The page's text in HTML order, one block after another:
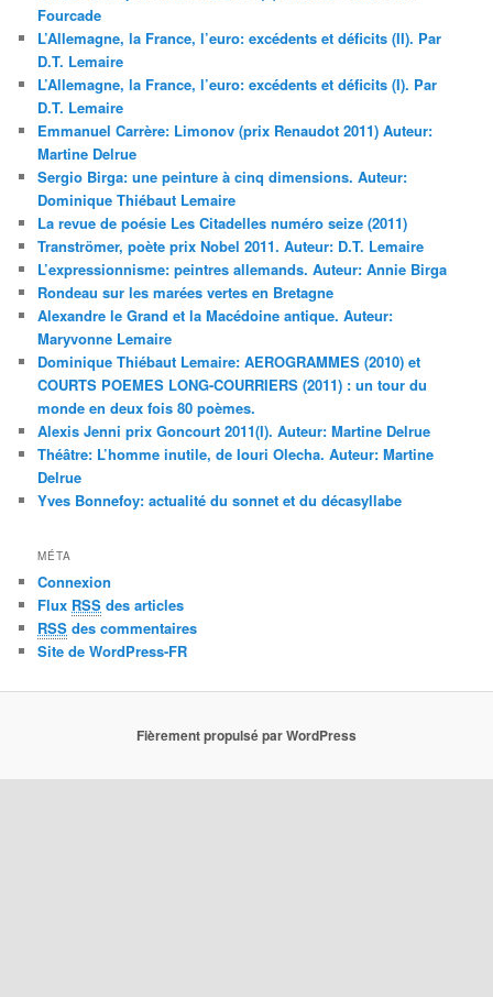
Fourcade
L’Allemagne, la France, l’euro: excédents et déficits (II). Par
D.T. Lemaire
L’Allemagne, la France, l’euro: excédents et déficits (I). Par
D.T. Lemaire
Emmanuel Carrère: Limonov (prix Renaudot 2011) Auteur:
Martine Delrue
Sergio Birga: une peinture à cinq dimensions. Auteur:
Dominique Thiébaut Lemaire
La revue de poésie Les Citadelles numéro seize (2011)
Tranströmer, poète prix Nobel 2011. Auteur: D.T. Lemaire
L’expressionnisme: peintres allemands. Auteur: Annie Birga
Rondeau sur les marées vertes en Bretagne
Alexandre le Grand et la Macédoine antique. Auteur:
Maryvonne Lemaire
Dominique Thiébaut Lemaire: AEROGRAMMES (2010) et
COURTS POEMES LONG-COURRIERS (2011) : un tour du
monde en deux fois 80 poèmes.
Alexis Jenni prix Goncourt 2011(I). Auteur: Martine Delrue
Théâtre: L’homme inutile, de Iouri Olecha. Auteur: Martine
Delrue
Yves Bonnefoy: actualité du sonnet et du décasyllabe
MÉTA
Connexion
Flux RSS des articles
RSS des commentaires
Site de WordPress-FR
Fièrement propulsé par WordPress